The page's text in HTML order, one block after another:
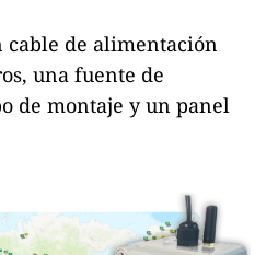
cable de alimentación
una fuente de
de montaje y un panel